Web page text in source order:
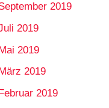
2019
2019
2019
März 2019
2019